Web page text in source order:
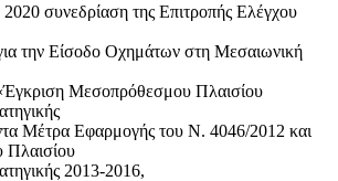
συνεδρίαση της Επιτροπής Ελέγχου
την Είσοδο Οχημάτων στη Μεσαιωνική
Μεσοπρόθεσμου Πλαισίου
Μέτρα Εφαρμογής του Ν. 4046/2012 και
2013-2016,